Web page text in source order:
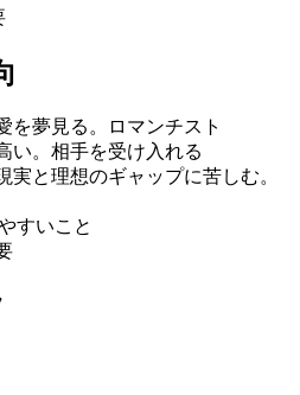
を夢見る。ロマンチスト
い。相手を受け入れる
と理想のギャップに苦しむ。
すいこと